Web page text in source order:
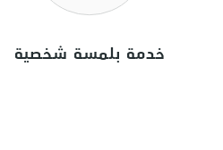
خدمة بلمسة شخصية